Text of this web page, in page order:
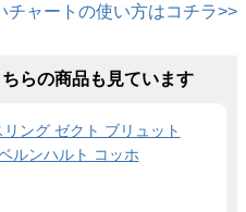
チャートの使い方はコチラ>>
らの商品も見ています
リング ゼクト ブリュット
ルンハルト コッホ